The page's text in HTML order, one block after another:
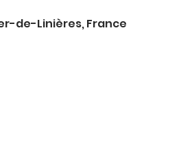
de-Linières, France